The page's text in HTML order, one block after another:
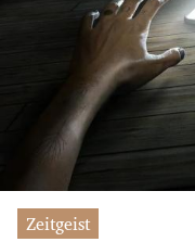
Zeitgeist